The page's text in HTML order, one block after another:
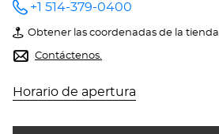
número
de
teléfono
+1 514-379-0400
Obtener las coordenadas de la tienda
de
Opticien
et
WESTMOUNT
-
Center
Contáctenos.
Horario de apertura